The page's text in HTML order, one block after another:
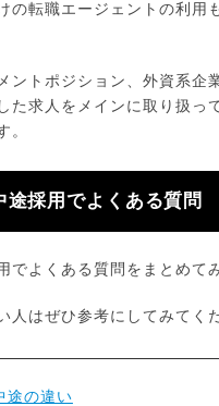
の転職エージェントの利用
ントポジション、外資系企
た求人をメインに取り扱っ
。
途採用でよくある質問
でよくある質問をまとめて
人はぜひ参考にしてみてく
途の違い